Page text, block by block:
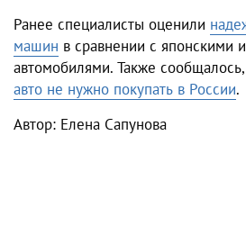
Ранее специалисты оценили
машин в сравнении с японскими
автомобилями. Также сообщалось,
авто не нужно покупать в России.
Автор: Елена Сапунова